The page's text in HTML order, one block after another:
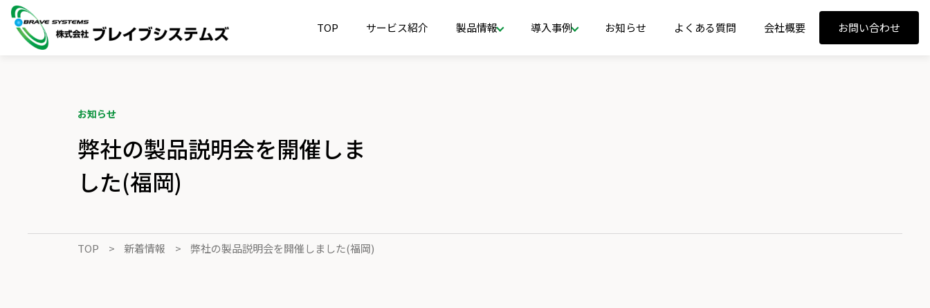
TOP サービス紹介 製品情報 導入事例 お知らせ よくある質問 会社概要 お問い合わせ
お知らせ
弊社の製品説明会を開催しま
した(福岡)
TOP 新着情報 弊社の製品説明会を開催しました(福岡)